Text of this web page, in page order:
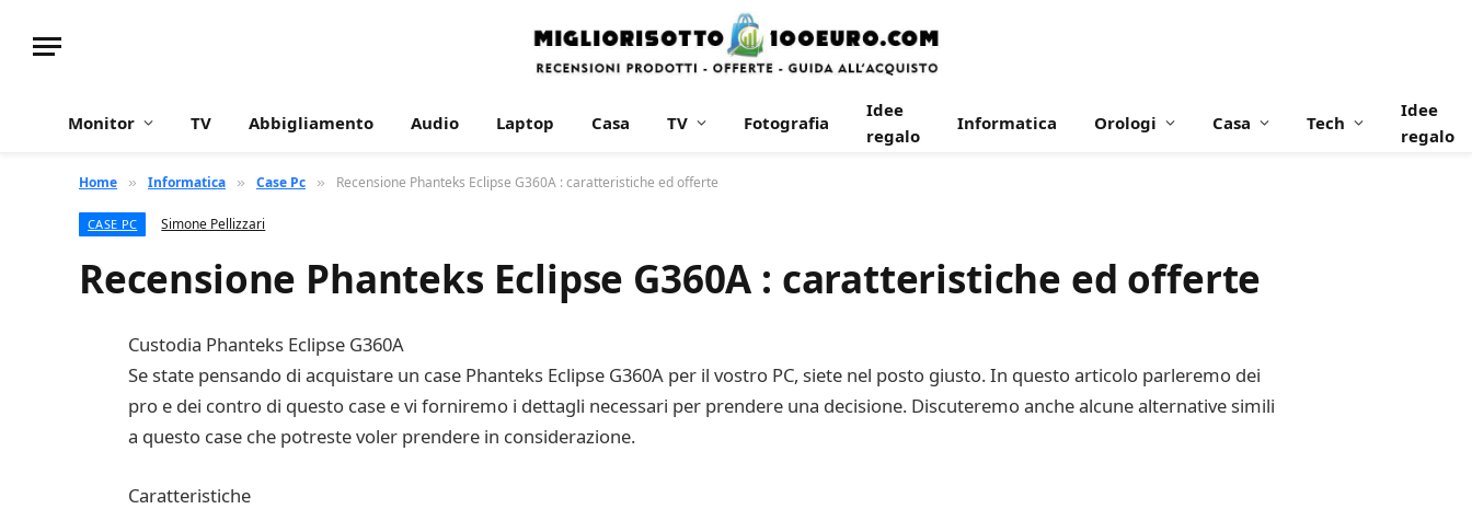
Monitor TV Abbigliamento Audio Laptop Casa TV Fotografia
Idee
regalo
Informatica Orologi Casa Tech
Idee
regalo
Home » Informatica » Case Pc » Recensione Phanteks Eclipse G360A : caratteristiche ed offerte
CASE PC Simone Pellizzari
Recensione Phanteks Eclipse G360A : caratteristiche ed offerte
Custodia Phanteks Eclipse G360A
Se state pensando di acquistare un case Phanteks Eclipse G360A per il vostro PC, siete nel posto giusto. In questo articolo parleremo dei
pro e dei contro di questo case e vi forniremo i dettagli necessari per prendere una decisione. Discuteremo anche alcune alternative simili
a questo case che potreste voler prendere in considerazione.
Caratteristiche